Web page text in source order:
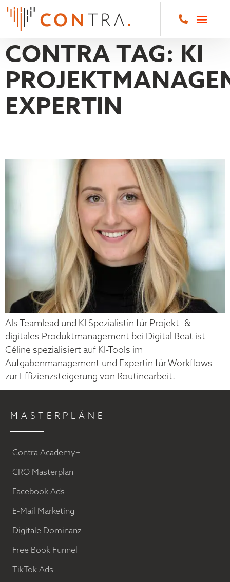
CONTRA TAG: KI
EXPERTIN
Als Teamlead und KI Spezialistin für Projekt- &
digitales Produktmanagement bei Digital Beat ist
Céline spezialisiert auf KI-Tools im
Aufgabenmanagement und Expertin für Workflows
zur Effizienzsteigerung von Routinearbeit.
MASTERPLÄNE
Contra Academy+
CRO Masterplan
Facebook Ads
E-Mail Marketing
Digitale Dominanz
Free Book Funnel
TikTok Ads